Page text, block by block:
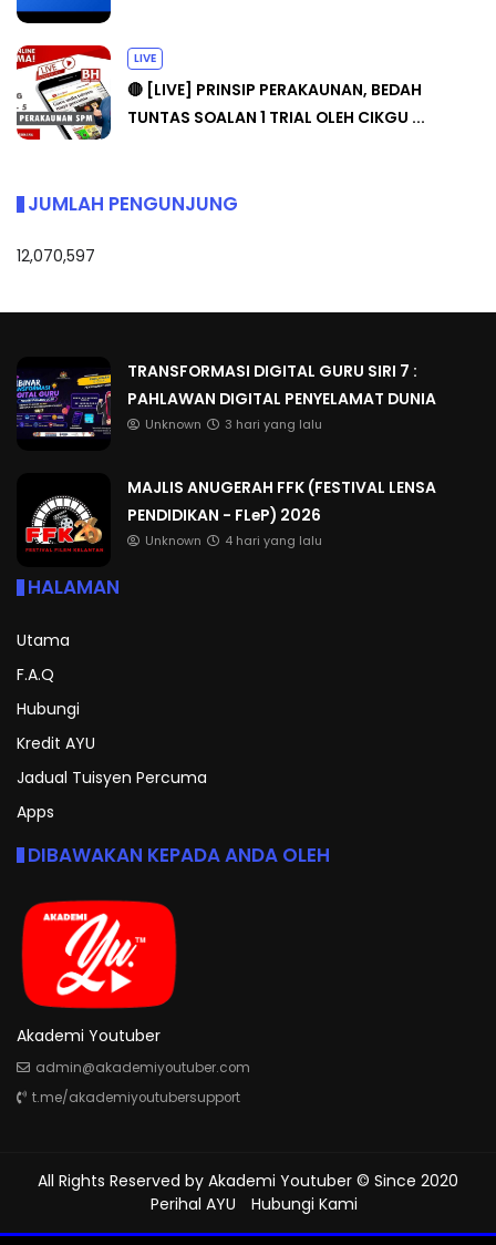
LIVE
🔴 [LIVE] PRINSIP PERAKAUNAN, BEDAH
TUNTAS SOALAN 1 TRIAL OLEH CIKGU ...
JUMLAH PENGUNJUNG
12,070,597
TRANSFORMASI DIGITAL GURU SIRI 7 :
PAHLAWAN DIGITAL PENYELAMAT DUNIA
Unknown 3 hari yang lalu
MAJLIS ANUGERAH FFK (FESTIVAL LENSA
PENDIDIKAN - FLeP) 2026
Unknown 4 hari yang lalu
HALAMAN
Utama
F.A.Q
Hubungi
Kredit AYU
Jadual Tuisyen Percuma
Apps
DIBAWAKAN KEPADA ANDA OLEH
Akademi Youtuber
admin@akademiyoutuber.com
t.me/akademiyoutubersupport
All Rights Reserved by Akademi Youtuber © Since 2020
Perihal AYU
Hubungi Kami